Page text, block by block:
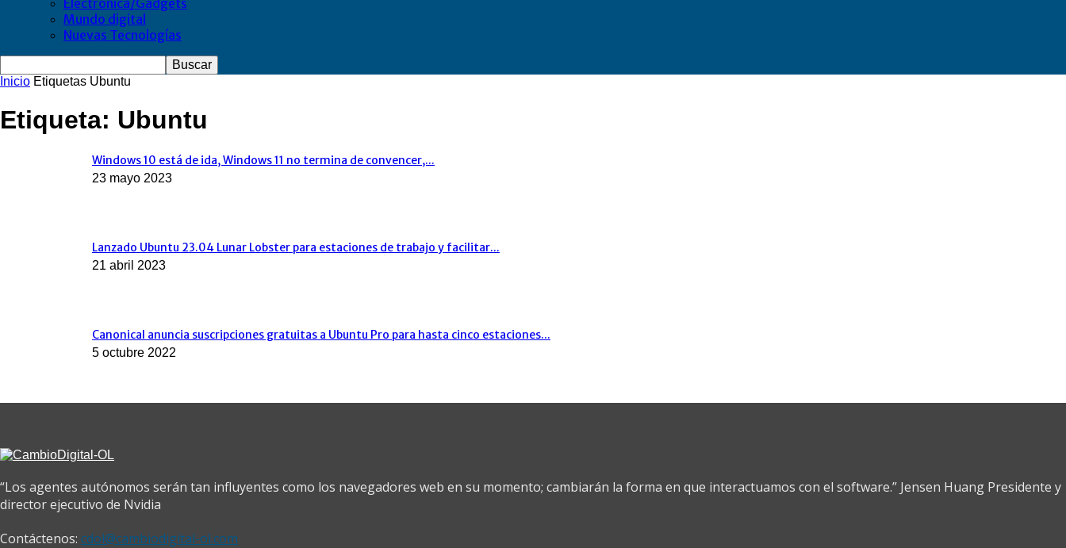
Electrónica/Gadgets
Mundo digital
Nuevas Tecnologías
Inicio Etiquetas Ubuntu
Etiqueta: Ubuntu
Windows 10 está de ida, Windows 11 no termina de convencer,...
23 mayo 2023
Lanzado Ubuntu 23.04 Lunar Lobster para estaciones de trabajo y facilitar...
21 abril 2023
Canonical anuncia suscripciones gratuitas a Ubuntu Pro para hasta cinco estaciones...
5 octubre 2022
“Los agentes autónomos serán tan influyentes como los navegadores web en su momento; cambiarán la forma en que interactuamos con el software.” Jensen Huang Presidente y
director ejecutivo de Nvidia
Contáctenos: cdol@cambiodigital-ol.com